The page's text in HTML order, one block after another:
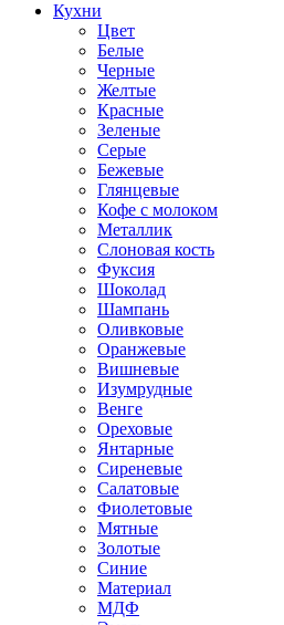
Кухни
Цвет
Белые
Черные
Желтые
Красные
Зеленые
Серые
Бежевые
Глянцевые
Кофе с молоком
Металлик
Слоновая кость
Фуксия
Шоколад
Шампань
Оливковые
Оранжевые
Вишневые
Изумрудные
Венге
Ореховые
Янтарные
Сиреневые
Салатовые
Фиолетовые
Мятные
Золотые
Синие
Материал
МДФ